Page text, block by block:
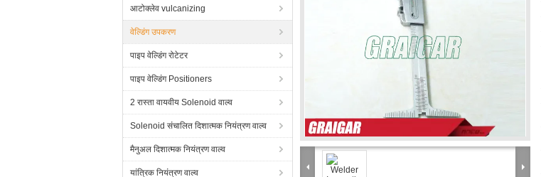
आटोक्लेव vulcanizing
वेल्डिंग उपकरण
पाइप वेल्डिंग रोटेटर
पाइप वेल्डिंग Positioners
2 रास्ता वायवीय Solenoid वाल्व
Solenoid संचालित दिशात्मक नियंत्रण वाल्व
मैनुअल दिशात्मक नियंत्रण वाल्व
यांत्रिक नियंत्रण वाल्व